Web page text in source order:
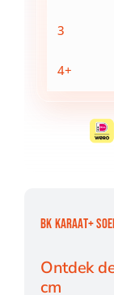
3
4+
BK KARAAT+
Ontdek
cm